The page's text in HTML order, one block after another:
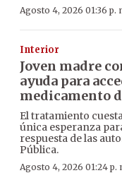
Agosto 4, 2026 01:36 p.
Interior
Joven madre
ayuda para
medicamento
El tratamiento
única esperanza
respuesta de las
Pública.
Agosto 4, 2026 01:24 p.